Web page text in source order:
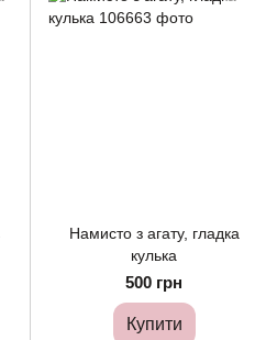
Намисто з агату, гладка
кулька
500 грн
Купити